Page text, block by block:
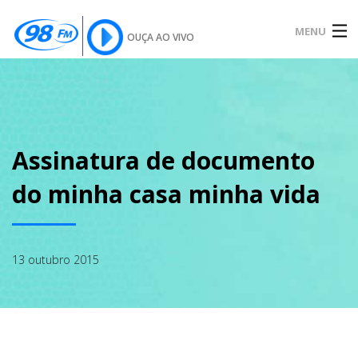
OUÇA AO VIVO MENU
SOBRE
Assinatura de documento
do minha casa minha vida
13 outubro 2015